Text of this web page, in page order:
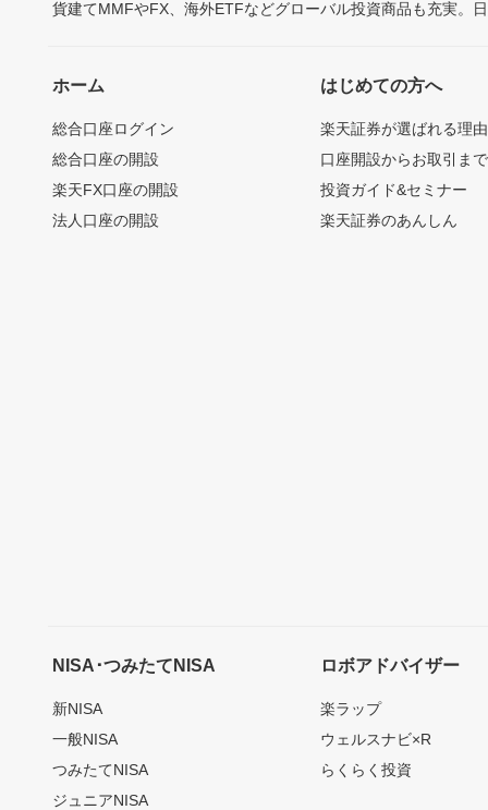
貨建てMMFやFX、海外ETFなどグローバル投資商品も充実。
ホーム
総合口座ログイン
総合口座の開設
楽天FX口座の開設
法人口座の開設
はじめての方へ
楽天証券が選ばれる理由
口座開設からお取引ま
投資ガイド&セミナー
楽天証券のあんしん
NISA･つみたてNISA
新NISA
一般NISA
つみたてNISA
ジュニアNISA
ロボアドバイザー
楽ラップ
ウェルスナビ×R
らくらく投資